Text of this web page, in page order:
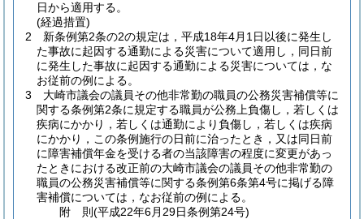
日から適用する。
(経過措置)
2
新条例第2条の2の規定は，平成18年4月1日以後に発生し
た事故に起因する通勤による災害について適用し，同日前
に発生した事故に起因する通勤による災害については，な
お従前の例による。
3
大崎市議会の議員その他非常勤の職員の公務災害補償等に
関する条例第2条に規定する職員が公務上負傷し，若しくは
疾病にかかり，若しくは通勤により負傷し，若しくは疾病
にかかり，この条例施行の日前に治ったとき，又は同日前
に障害補償年金を受ける者の当該障害の程度に変更があっ
たときにおける改正前の大崎市議会の議員その他非常勤の
職員の公務災害補償等に関する条例第6条第4号に掲げる障
害補償については，なお従前の例による。
附 則(平成22年6月29日条例第24号)